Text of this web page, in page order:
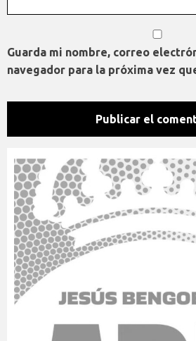
Guarda mi nombre, correo
navegador para la próxima vez